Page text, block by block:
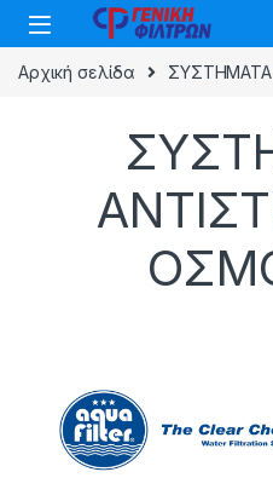
Skip to navigation
Skip to content
Αρχική σελίδα